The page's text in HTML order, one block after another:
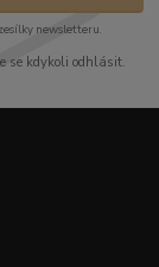
newsletteru.
se kdykoli odhlásit.